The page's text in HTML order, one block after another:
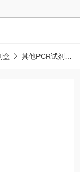
盒 其他PCR试剂盒